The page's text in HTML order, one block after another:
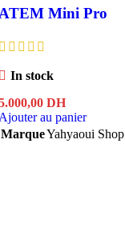
Mini Pro
In stock
DH
au panier
MarqueYahyaoui Shop